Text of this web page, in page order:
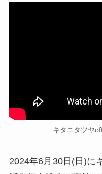
キタニタツヤ
2024年6月30日(日)に